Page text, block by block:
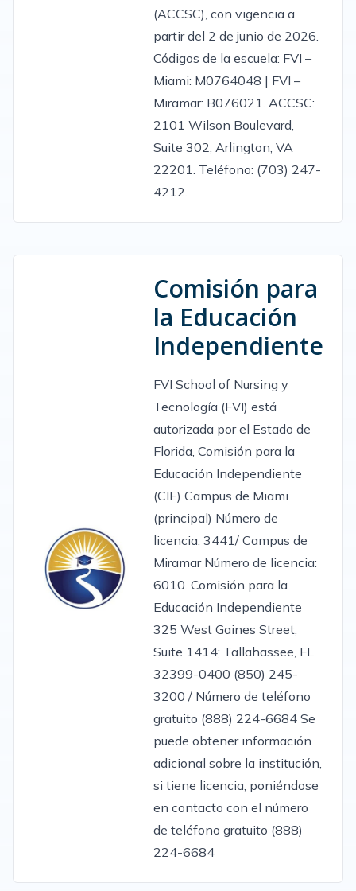
(ACCSC), con vigencia a
partir del 2 de junio de 2026.
Códigos de la escuela: FVI –
Miami: M0764048 | FVI –
Miramar: B076021. ACCSC:
2101 Wilson Boulevard,
Suite 302, Arlington, VA
22201. Teléfono: (703) 247-
4212.
Comisión para
la Educación
Independiente
FVI School of Nursing y
Tecnología (FVI) está
autorizada por el Estado de
Florida, Comisión para la
Educación Independiente
(CIE) Campus de Miami
(principal) Número de
licencia: 3441/ Campus de
Miramar Número de licencia:
6010. Comisión para la
Educación Independiente
325 West Gaines Street,
Suite 1414; Tallahassee, FL
32399-0400 (850) 245-
3200 / Número de teléfono
gratuito (888) 224-6684 Se
puede obtener información
adicional sobre la institución,
si tiene licencia, poniéndose
en contacto con el número
de teléfono gratuito (888)
224-6684